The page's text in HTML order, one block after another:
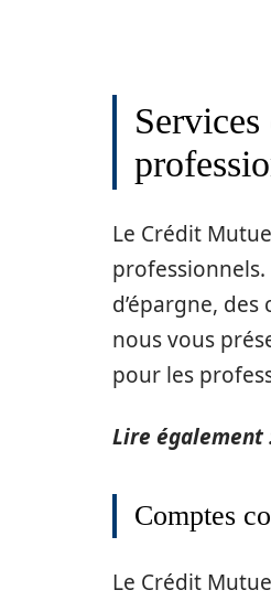
Le Crédit
d’épargne,
nous vous
pour les
Lire également
Comptes
Le Crédit